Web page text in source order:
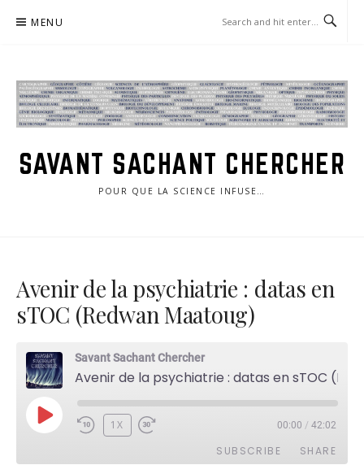
MENU
SAVANT SACHANT CHERCHER
POUR QUE LA SCIENCE INFUSE…
Avenir de la psychiatrie : datas en
sTOC (Redwan Maatoug)
Savant Sachant Chercher
PLAY
EPISODE
1X 00:00 / 42:02
SUBSCRIBE SHARE